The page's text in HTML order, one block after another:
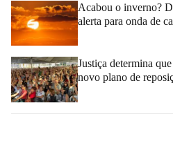
Acabou o inverno?
alerta para onda de
Justiça determina
novo plano de